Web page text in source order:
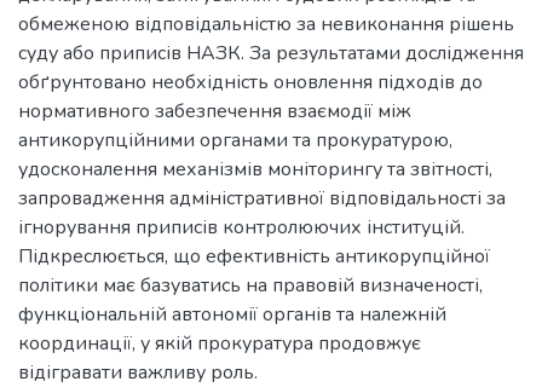
обмеженою відповідальністю за невиконання рішень
суду або приписів НАЗК. За результатами дослідження
обґрунтовано необхідність оновлення підходів до
нормативного забезпечення взаємодії між
антикорупційними органами та прокуратурою,
удосконалення механізмів моніторингу та звітності,
запровадження адміністративної відповідальності за
ігнорування приписів контролюючих інституцій.
Підкреслюється, що ефективність антикорупційної
політики має базуватись на правовій визначеності,
функціональній автономії органів та належній
координації, у якій прокуратура продовжує
відігравати важливу роль.